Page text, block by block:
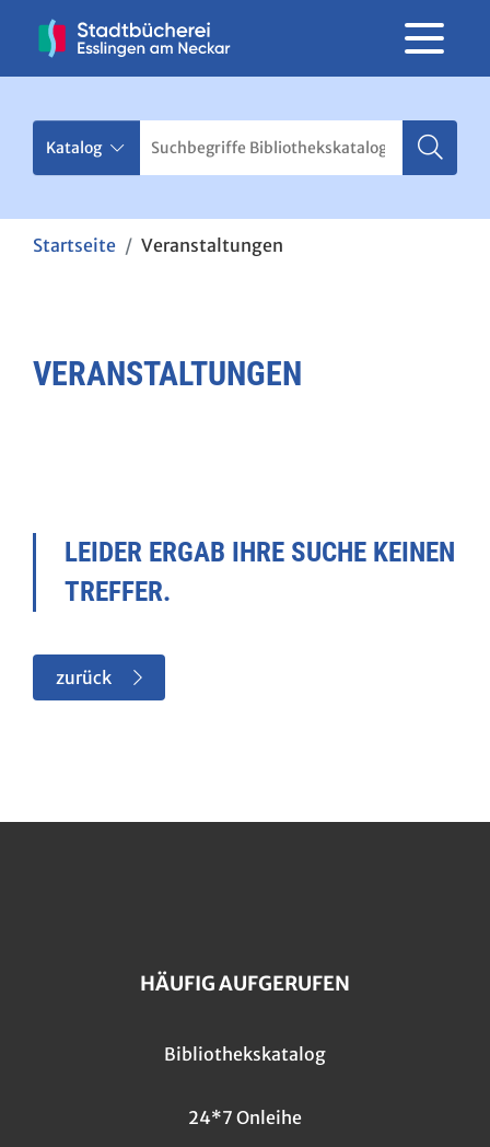
Startseite Veranstaltungen
VERANSTALTUNGEN
LEIDER ERGAB IHRE SUCHE KEINEN
TREFFER.
zurück
HÄUFIG AUFGERUFEN
Bibliothekskatalog
24*7 Onleihe